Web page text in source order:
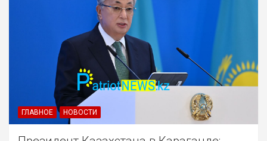
ГЛАВНОЕ НОВОСТИ